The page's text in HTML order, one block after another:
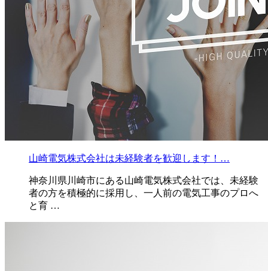
山崎電気株式会社は未経験者を歓迎します！…
神奈川県川崎市にある山崎電気株式会社では、未経験
者の方を積極的に採用し、一人前の電気工事のプロへ
と育 …